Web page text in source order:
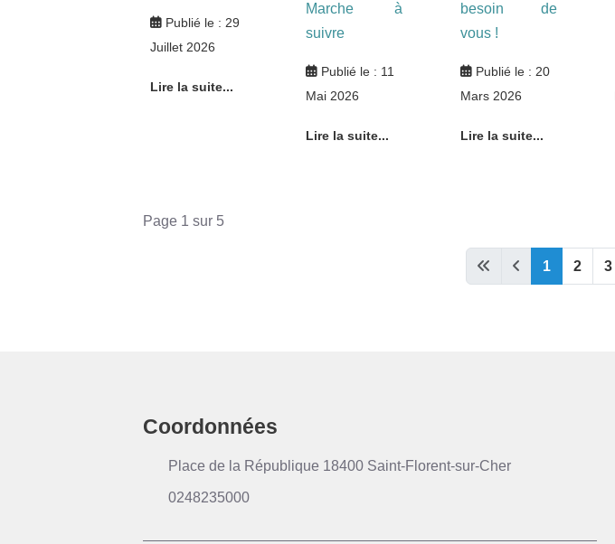
Publié le : 29
Juillet 2026
Lire la suite...
Marche à
suivre
Publié le : 11
Mai 2026
Lire la suite...
besoin de
vous !
Publié le : 20
Mars 2026
Lire la suite...
Page 1 sur 5
1 2 3
Coordonnées
Place de la République 18400 Saint-Florent-sur-Cher
0248235000